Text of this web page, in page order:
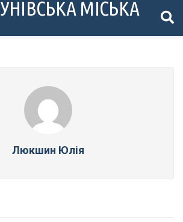
МІСЬКА
Люкшин Юлія